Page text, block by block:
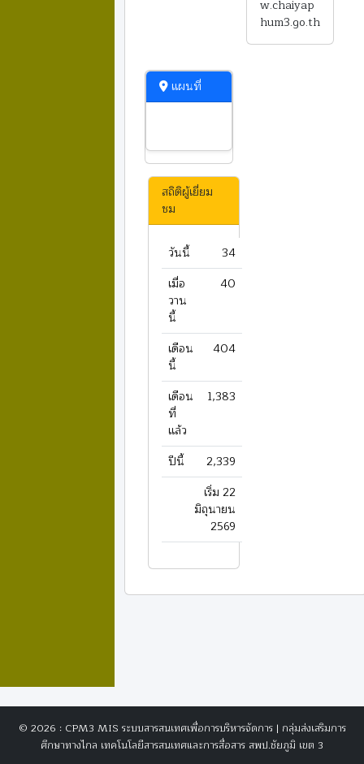
w.chaiyap
hum3.go.th
แผนที่
สถิติผู้เยี่ยม
ชม
วันนี้
34
เมื่อ
วาน
นี้
40
เดือน
นี้
404
เดือน
ที่
แล้ว
1,383
ปีนี้
2,339
เริ่ม 22
มิถุนายน
2569
© 2026 : CPM3 MIS ระบบสารสนเทศเพื่อการบริหารจัดการ | กลุ่มส่งเสริมการ
ศึกษาทางไกล เทคโนโลยีสารสนเทศและการสื่อสาร สพป.ชัยภูมิ เขต 3